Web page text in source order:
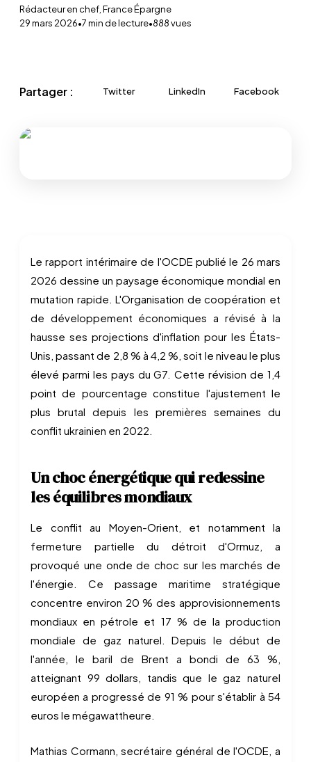
Rédacteur en chef, France Épargne
29 mars 2026•7min de lecture•888vues
Partager : Twitter LinkedIn Facebook
Le rapport intérimaire de l'OCDE publié le 26 mars
2026 dessine un paysage économique mondial en
mutation rapide. L'Organisation de coopération et
de développement économiques a révisé à la
hausse ses projections d'inflation pour les États-
Unis, passant de 2,8 % à 4,2 %, soit le niveau le plus
élevé parmi les pays du G7. Cette révision de 1,4
point de pourcentage constitue l'ajustement le
plus brutal depuis les premières semaines du
conflit ukrainien en 2022.
Un choc énergétique qui redessine
les équilibres mondiaux
Le conflit au Moyen-Orient, et notamment la
fermeture partielle du détroit d'Ormuz, a
provoqué une onde de choc sur les marchés de
l'énergie. Ce passage maritime stratégique
concentre environ 20 % des approvisionnements
mondiaux en pétrole et 17 % de la production
mondiale de gaz naturel. Depuis le début de
l'année, le baril de Brent a bondi de 63 %,
atteignant 99 dollars, tandis que le gaz naturel
européen a progressé de 91 % pour s'établir à 54
euros le mégawattheure.
Mathias Cormann, secrétaire général de l'OCDE, a